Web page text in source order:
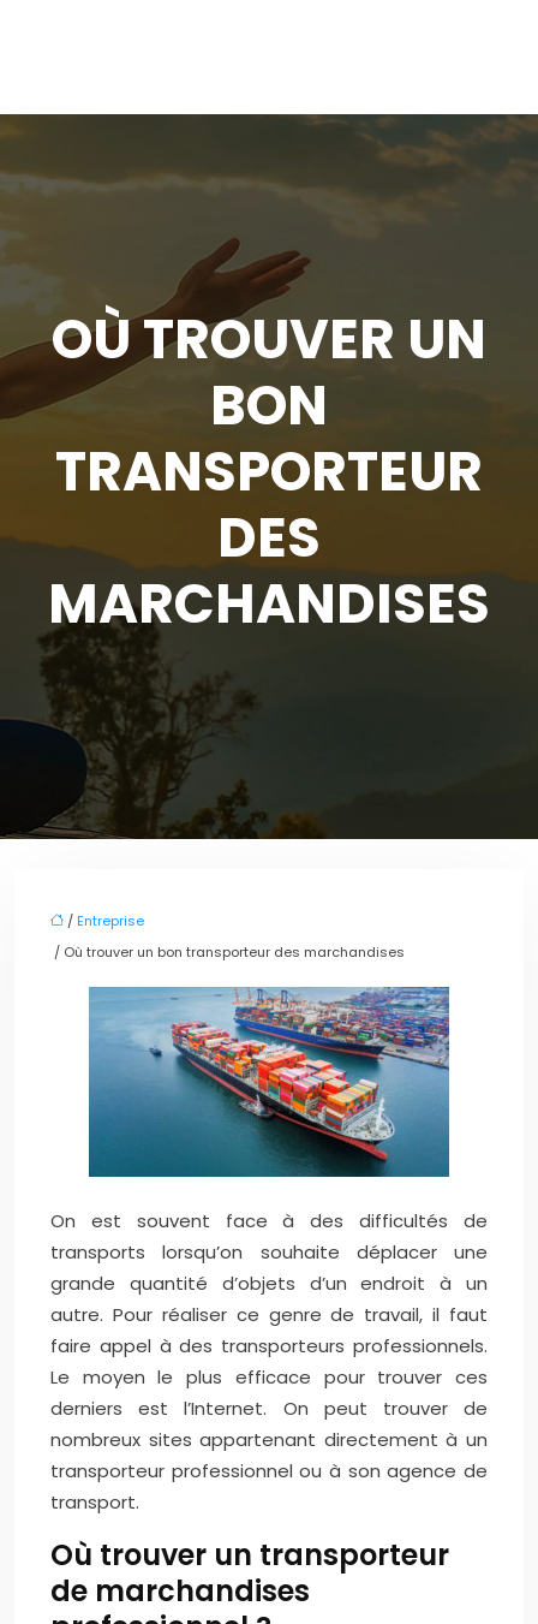
OÙ TROUVER UN
BON
TRANSPORTEUR
DES
MARCHANDISES
/ Entreprise
/ Où trouver un bon transporteur des marchandises
On est souvent face à des difficultés de
transports lorsqu’on souhaite déplacer une
grande quantité d’objets d’un endroit à un
autre. Pour réaliser ce genre de travail, il faut
faire appel à des transporteurs professionnels.
Le moyen le plus efficace pour trouver ces
derniers est l’Internet. On peut trouver de
nombreux sites appartenant directement à un
transporteur professionnel ou à son agence de
transport.
Où trouver un transporteur
de marchandises